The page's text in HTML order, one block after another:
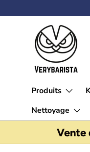
Aller au
Produits
Nettoyage
Vente